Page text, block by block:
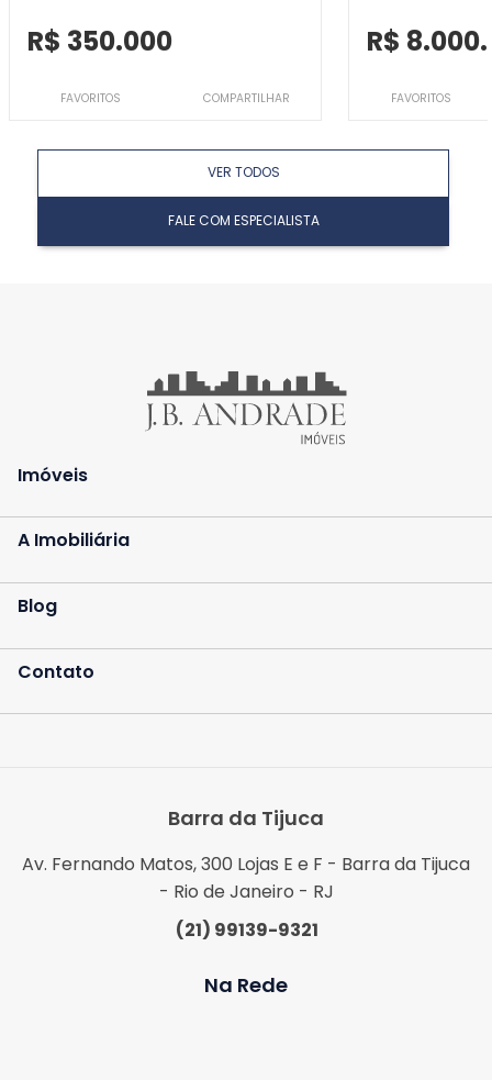
R$ 350.000
FAVORITOS COMPARTILHAR
R$
FAVORITOS
VER TODOS
FALE COM ESPECIALISTA
Imóveis
A Imobiliária
Blog
Contato
Barra da Tijuca
Av. Fernando Matos, 300 Lojas E e F - Barra da Tijuca
- Rio de Janeiro - RJ
(21) 99139-9321
Na Rede